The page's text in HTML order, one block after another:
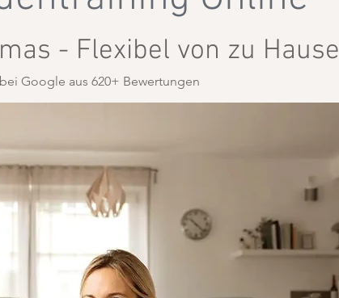
- Flexibel von zu Hause
bei Google aus 620+ Bewertungen